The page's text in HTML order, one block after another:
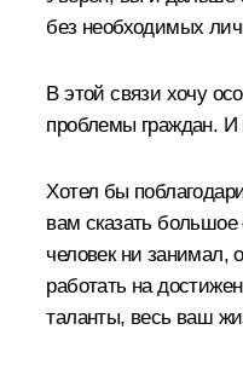
без необходимых
В этой связи хочу
проблемы граждан. И
Хотел бы
вам сказать большое
человек ни занимал,
работать на
таланты, весь ваш